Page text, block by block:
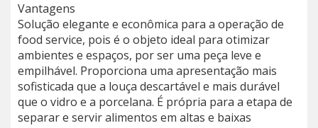
Vantagens
Solução elegante e econômica para a operação de
food service, pois é o objeto ideal para otimizar
ambientes e espaços, por ser uma peça leve e
empilhável. Proporciona uma apresentação mais
sofisticada que a louça descartável e mais durável
que o vidro e a porcelana. É própria para a etapa de
separar e servir alimentos em altas e baixas